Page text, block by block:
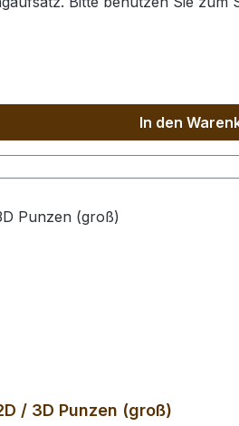
In den
/ 3D Punzen (groß)